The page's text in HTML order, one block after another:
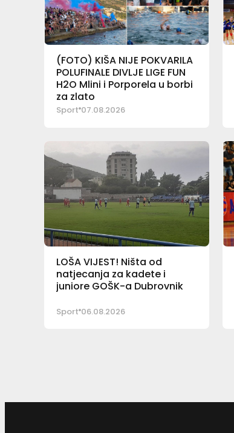
(FOTO) KIŠA NIJE POKVARILA
POLUFINALE DIVLJE LIGE FUN
H2O Mlini i Porporela u borbi
za zlato
Sport 07.08.2026
LOŠA VIJEST! Ništa od
natjecanja za kadete i
juniore GOŠK-a Dubrovnik
Sport 06.08.2026